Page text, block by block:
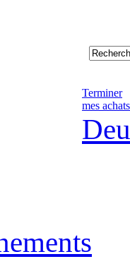
Terminer
mes